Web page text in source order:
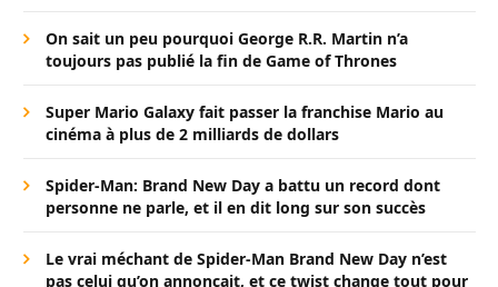
On sait un peu pourquoi George R.R. Martin n’a
toujours pas publié la fin de Game of Thrones
Super Mario Galaxy fait passer la franchise Mario au
cinéma à plus de 2 milliards de dollars
Spider-Man: Brand New Day a battu un record dont
personne ne parle, et il en dit long sur son succès
Le vrai méchant de Spider-Man Brand New Day n’est
pas celui qu’on annonçait, et ce twist change tout pour